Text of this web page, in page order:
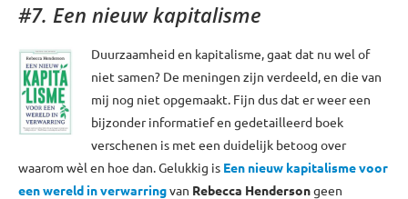
#7. Een nieuw kapitalisme
Duurzaamheid en kapitalisme, gaat dat nu wel of
niet samen? De meningen zijn verdeeld, en die van
mij nog niet opgemaakt. Fijn dus dat er weer een
bijzonder informatief en gedetailleerd boek
verschenen is met een duidelijk betoog over
waarom wèl en hoe dan. Gelukkig is Een nieuw kapitalisme voor
een wereld in verwarringvan Rebecca Hendersongeen